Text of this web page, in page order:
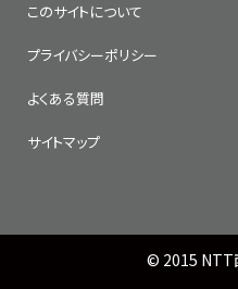
このサイトについて
プライバシーポリシー
よくある質問
サイトマップ
© 2015 NTT